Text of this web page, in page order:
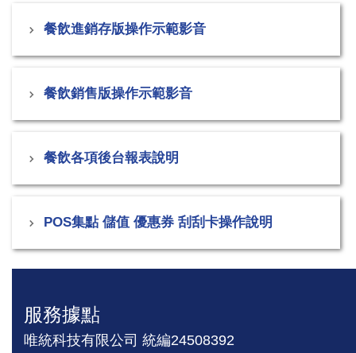
餐飲進銷存版操作示範影音
餐飲銷售版操作示範影音
餐飲各項後台報表說明
POS集點 儲值 優惠券 刮刮卡操作說明
服務據點
唯統科技有限公司 統編24508392